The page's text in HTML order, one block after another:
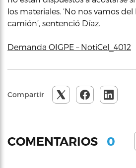
los materiales. ‘No nos vamos del
camión’, sentenció Díaz.
Demanda OIGPE – NotiCel_4012
Compartir
COMENTARIOS 0